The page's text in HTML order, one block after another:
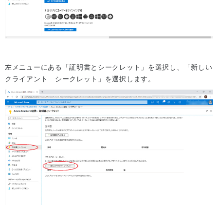
左メニューにある「証明書とシークレット」を選択し、「新しい
クライアント シークレット」を選択します。